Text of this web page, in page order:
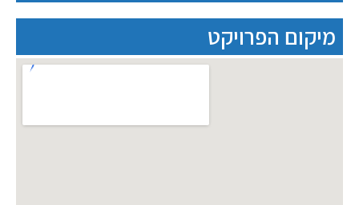
מיקום הפרויקט